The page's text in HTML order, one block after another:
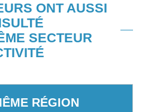
ONT AUSSI
SECTEUR
RÉGION